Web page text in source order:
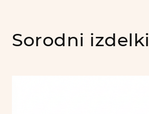
Sorodni izdelki